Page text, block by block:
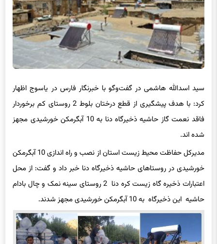
سید اسدالله هاشمی در گفت‌وگو با خبرنگار فارس در یاسوج اظهار
کرد: با هدف پیشگیری از قطع درختان بلوط 2 روستای کم برخوردار
فاقد نعمت گاز حاشیه ذخیرگاه دنا به 10 آبگرمکن خورشیدی مجهز
شده اند.
مدیرکل حفاظت محیط زیست استان از نصب و راه اندازی 10 آبگرمکن
خورشیدی در روستاهای حاشیه ذخیرگاه دنا خبر داد و گفت: از محل
اعتبارات ذخیره گاه زیست کره دنا 2 روستای سینه نمک و چال بادام
حاشیه این ذخیرگاه به 10 آبگرمکن خورشیدی مجهز شدند.